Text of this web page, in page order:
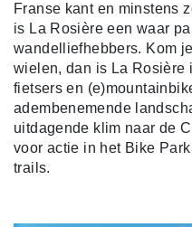
Franse kant en minstens
is La Rosière een waar
wandelliefhebbers. Kom
wielen, dan is La Rosière
fietsers en
adembenemende
uitdagende klim naar de
voor actie in het Bike
trails.